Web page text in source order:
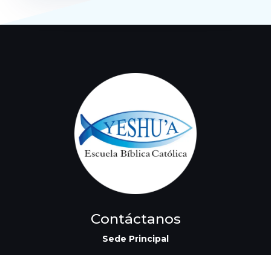
Contáctanos
Sede Principal